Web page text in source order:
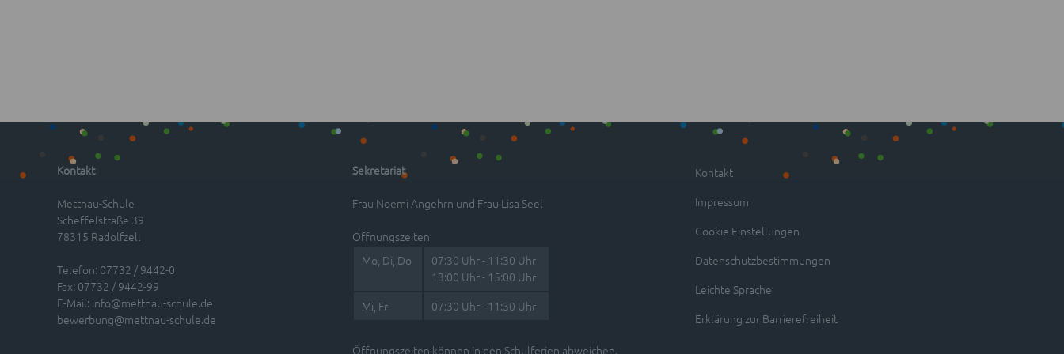
Kontakt
Mettnau-Schule
Scheffelstraße 39
78315 Radolfzell
Telefon: 07732 / 9442-0
Fax: 07732 / 9442-99
E-Mail: info@mettnau-schule.de
bewerbung@mettnau-schule.de
Sekretariat
Frau Noemi Angehrn und Frau Lisa Seel
Öffnungszeiten
Mo, Di, Do
07:30 Uhr - 11:30 Uhr
13:00 Uhr - 15:00 Uhr
Mi, Fr
07:30 Uhr - 11:30 Uhr
Öffnungszeiten können in den Schulferien abweichen.
Kontakt
Impressum
Cookie Einstellungen
Datenschutzbestimmungen
Leichte Sprache
Erklärung zur Barrierefreiheit